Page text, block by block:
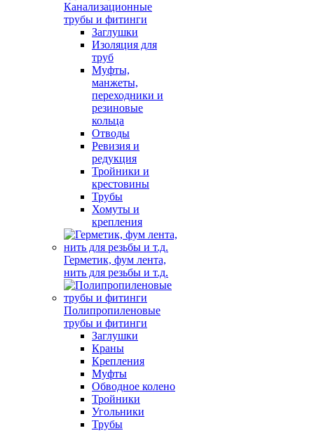
Канализационные
трубы и фитинги
Заглушки
Изоляция для
труб
Муфты,
манжеты,
переходники и
резиновые
кольца
Отводы
Ревизия и
редукция
Тройники и
крестовины
Трубы
Хомуты и
крепления
Герметик, фум лента,
нить для резьбы и т.д.
Полипропиленовые
трубы и фитинги
Заглушки
Краны
Крепления
Муфты
Обводное колено
Тройники
Угольники
Трубы